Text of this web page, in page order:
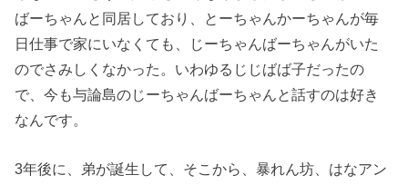
ばーちゃんと同居しており、とーちゃんかーちゃんが毎
日仕事で家にいなくても、じーちゃんばーちゃんがいた
のでさみしくなかった。いわゆるじじばば子だったの
で、今も与論島のじーちゃんばーちゃんと話すのは好き
なんです。
3年後に、弟が誕生して、そこから、暴れん坊、はなアン